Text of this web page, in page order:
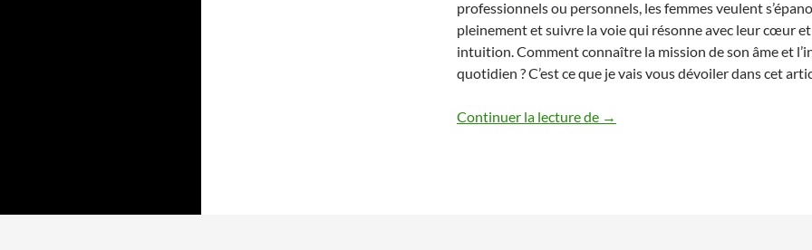
professionnels ou personnels, les femmes veulent
pleinement et suivre la voie qui résonne avec leur cœur
intuition. Comment connaître la mission de son âme et
quotidien ? C’est ce que je vais vous dévoiler dans cet
Continuer la lecture de Comment connaître la mission de
→